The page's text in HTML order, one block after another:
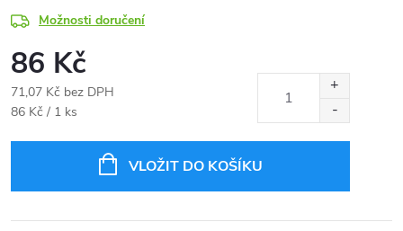
Možnosti doručení
86 Kč
71,07 Kč bez DPH
Měrná
86 Kč / 1 ks
VLOŽIT DO KOŠÍKU